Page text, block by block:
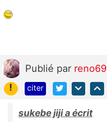
Publié par reno69
!
citer
sukebe jiji a écrit